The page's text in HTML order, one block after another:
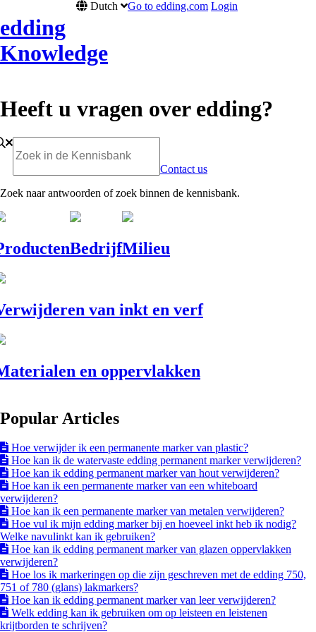
edding
Knowledge
Dutch Go to edding.com Login
Heeft u vragen over edding?
Contact us
Zoek naar antwoorden of zoek binnen de kennisbank.
BedrijfMilieu
van inkt en verf
en oppervlakken
Popular Articles
Hoe verwijder ik een permanente marker van plastic?
Hoe kan ik de watervaste edding permanent marker verwijderen?
Hoe kan ik edding permanent marker van hout verwijderen?
Hoe kan ik een permanente marker van een whiteboard
verwijderen?
Hoe kan ik een permanente marker van metalen verwijderen?
Hoe vul ik mijn edding marker bij en hoeveel inkt heb ik nodig?
Welke navulinkt kan ik gebruiken?
Hoe kan ik edding permanent marker van glazen oppervlakken
verwijderen?
Hoe los ik markeringen op die zijn geschreven met de edding 750,
751 of 780 (glans) lakmarkers?
Hoe kan ik edding permanent marker van leer verwijderen?
Welk edding kan ik gebruiken om op leisteen en leistenen
krijtborden te schrijven?